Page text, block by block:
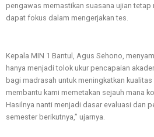
pengawas memastikan suasana ujian tetap
dapat fokus dalam mengerjakan tes.
Kepala MIN 1 Bantul, Agus Sehono,
hanya menjadi tolok ukur pencapaian
bagi madrasah untuk meningkatkan
membantu kami memetakan sejauh mana
Hasilnya nanti menjadi dasar evaluasi dan
semester berikutnya,” ujarnya.